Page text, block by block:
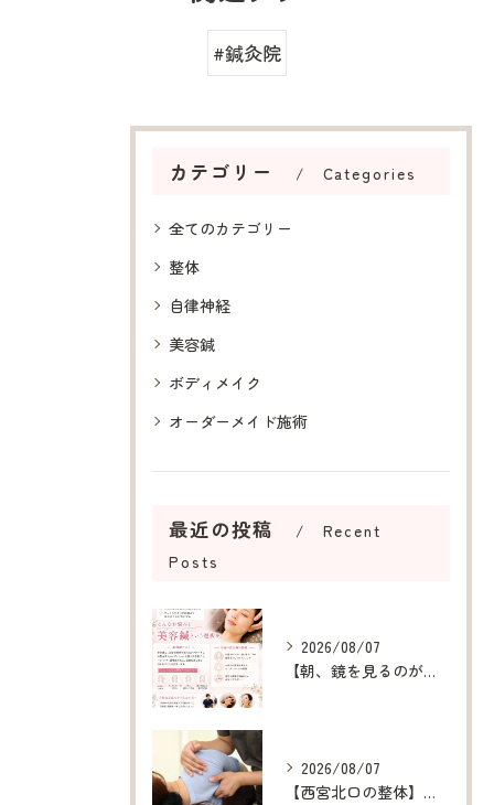
#鍼灸院
カテゴリー Categories
全てのカテゴリー
整体
自律神経
美容鍼
ボディメイク
オーダーメイド施術
最近の投稿
Recent
Posts
2026/08/07
【朝、鏡を見るのが楽しみになる美容鍼】
2026/08/07
【西宮北口の整体】呼吸が浅い原因を整え、深呼吸できる身体へ